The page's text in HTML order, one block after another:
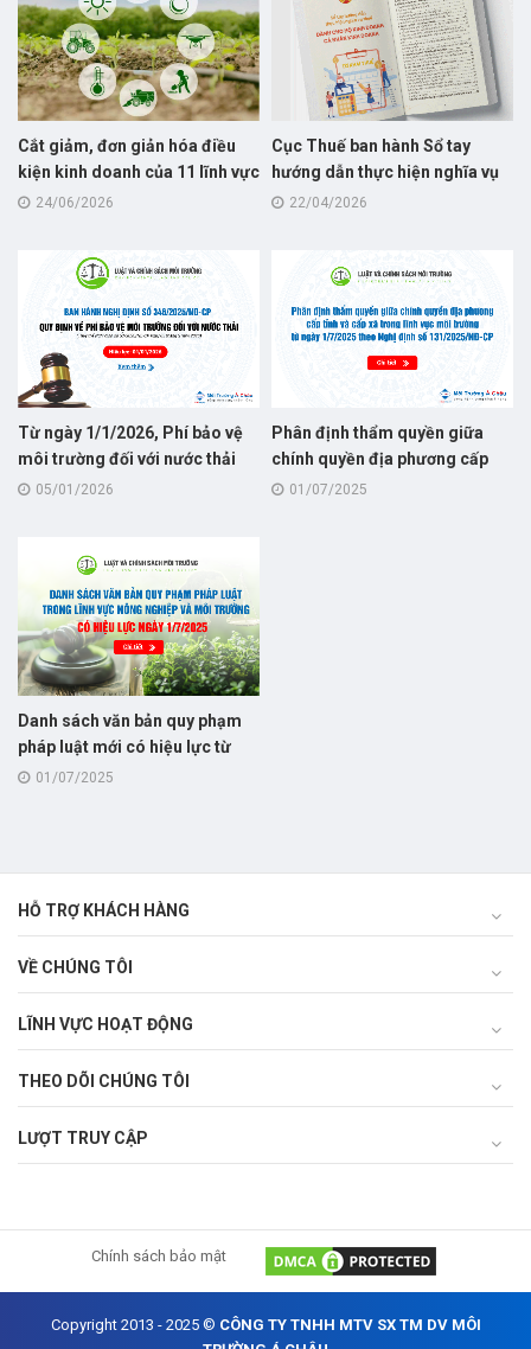
Cắt giảm, đơn giản hóa điều
kiện kinh doanh của 11 lĩnh vực
nông nghiệp và môi trường
24/06/2026
Cục Thuế ban hành Sổ tay
hướng dẫn thực hiện nghĩa vụ
thuế dành cho hộ kinh doanh
22/04/2026
Từ ngày 1/1/2026, Phí bảo vệ
môi trường đối với nước thải
quy định tại Nghị định số
05/01/2026
Phân định thẩm quyền giữa
chính quyền địa phương cấp
tỉnh và cấp xã trong lĩnh vực
01/07/2025
Danh sách văn bản quy phạm
pháp luật mới có hiệu lực từ
1/7/2025 trong lĩnh vực nông
01/07/2025
HỖ TRỢ KHÁCH HÀNG
VỀ CHÚNG TÔI
LĨNH VỰC HOẠT ĐỘNG
THEO DÕI CHÚNG TÔI
LƯỢT TRUY CẬP
Chính sách bảo mật
Copyright 2013 - 2025 © CÔNG TY TNHH MTV SX TM DV MÔI